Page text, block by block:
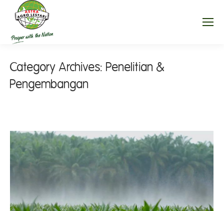
Category Archives: Penelitian &
Pengembangan